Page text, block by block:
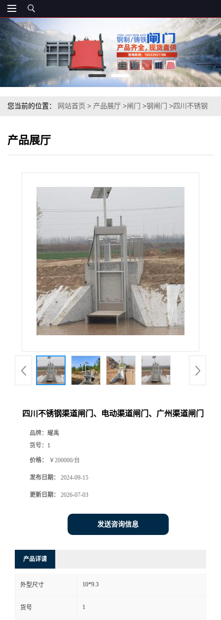
您当前的位置： 网站首页 > 产品展厅 >闸门 >钢闸门 > 四川不锈钢
产品展厅
四川不锈钢渠道闸门、电动渠道闸门、广州渠道闸门
品牌： 耀禹
货号： 1
价格： ￥200000/台
发布日期： 2024-09-15
更新日期： 2026-07-03
发送咨询信息
产品详请
外型尺寸 10*9.3
货号 1